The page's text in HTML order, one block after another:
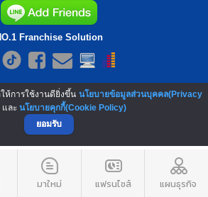
Franchise Solution
ห้การใช้งานดียิ่งขึ้น นโยบายข้อมูลส่วนบุคคล(Privacy
และ นโยบายคุกกี้(Cookie Policy)
ยอมรับ
มาใหม่ แฟรนไชส์ แผนธุรกิจ